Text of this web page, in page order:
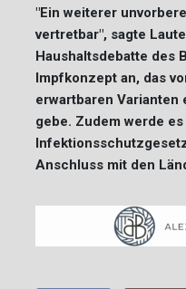
"Ein weiterer
vertretbar", sagte
Haushaltsdebatte des
Impfkonzept an, das
erwartbaren
gebe. Zudem werde
Anschluss mit den